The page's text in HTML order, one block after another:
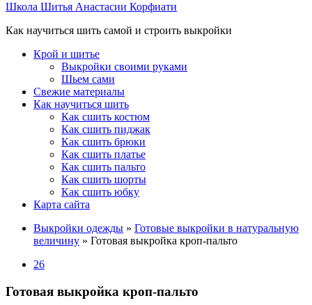
Школа Шитья Анастасии Корфиати
Как научиться шить самой и строить выкройки
Крой и шитье
Выкройки своими руками
Шьем сами
Свежие материалы
Как научиться шить
Как сшить костюм
Как сшить пиджак
Как сшить брюки
Как сшить платье
Как сшить пальто
Как сшить шорты
Как сшить юбку
Карта сайта
Выкройки одежды » Готовые выкройки в натуральную
величину » Готовая выкройка кроп-пальто
26
Готовая выкройка кроп-пальто